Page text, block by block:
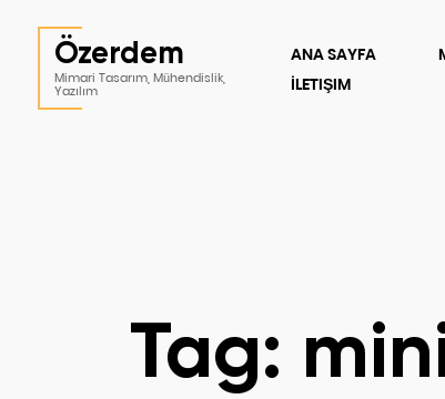
Özerdem
Mimari Tasarım, Mühendislik,
Yazılım
ANA SAYFA
İLETIŞIM
Tag: